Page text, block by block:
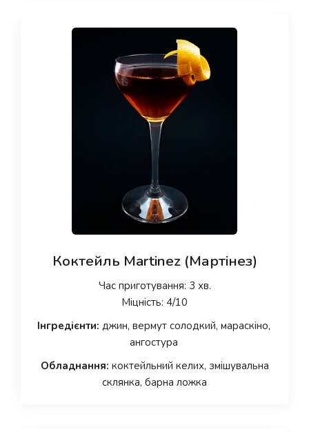
Коктейль Martinez (Мартінез)
Час приготування: 3 хв.
Міцність: 4/10
Інгредієнти: джин, вермут солодкий, мараскіно,
ангостура
Обладнання: коктейльний келих, змішувальна
склянка, барна ложка